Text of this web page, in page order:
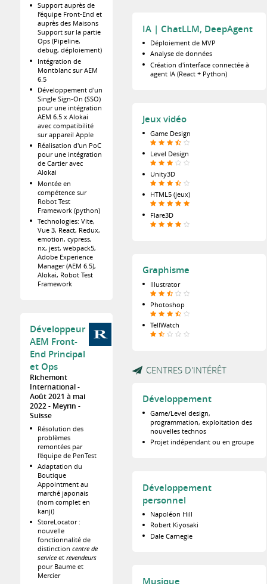
Support auprès de
l’équipe Front-End et
auprès des Maisons
Support sur la partie
Ops (Pipeline,
debug, déploiement)
Intégration de
Montblanc sur AEM
6.5
Développement d'un
Single Sign-On (SSO)
pour une intégration
AEM 6.5 x Alokai
avec compatibilité
sur appareil Apple
Réalisation d'un PoC
pour une intégration
de Cartier avec
Alokai
Montée en
compétence sur
Robot Test
Framework (python)
Technologies: Vite,
Vue 3, React, Redux,
emotion, cypress,
nx, jest, webpack5,
Adobe Experience
Manager (AEM 6.5),
Alokai, Robot Test
Framework
Développeur
AEM Front-
End Principal
et Ops
Richemont
International
Août 2021 à mai
2022 Meyrin
Suisse
Résolution des
problèmes
remontées par
l'équipe de PenTest
Adaptation du
Boutique
Appointment au
marché japonais
(nom complet en
kanji)
StoreLocator :
nouvelle
fonctionnalité de
distinctioncentre de
service etrevendeurs
pour Baume et
Mercier
IA | ChatLLM, DeepAgent
Déploiement de MVP
Analyse de données
Création d'interface connectée à
agent IA (React + Python)
Jeux vidéo
Game Design
Level Design
Unity3D
HTML5 (jeux)
Flare3D
Graphisme
Illustrator
Photoshop
TellWatch
CENTRES D'INTÉRÊT
Développement
Game/Level design,
programmation, exploitation des
nouvelles technos
Projet indépendant ou en groupe
Développement
personnel
Napoléon Hill
Robert Kiyosaki
Dale Carnegie
Musique